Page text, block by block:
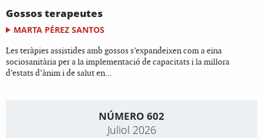
Gossos terapeutes
MARTA PÉREZ SANTOS
Les teràpies assistides amb gossos s’expandeixen com a eina
sociosanitària per a la implementació de capacitats i la millora
d’estats d’ànim i de salut en...
NÚMERO 602
Juliol 2026